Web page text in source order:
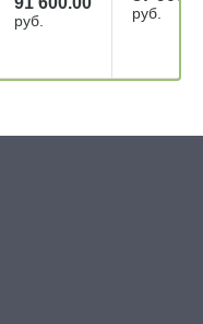
руб. руб.